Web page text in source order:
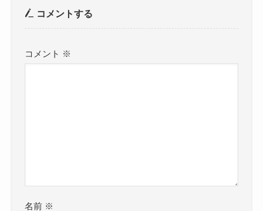
コメントする
コメント ※
名前 ※